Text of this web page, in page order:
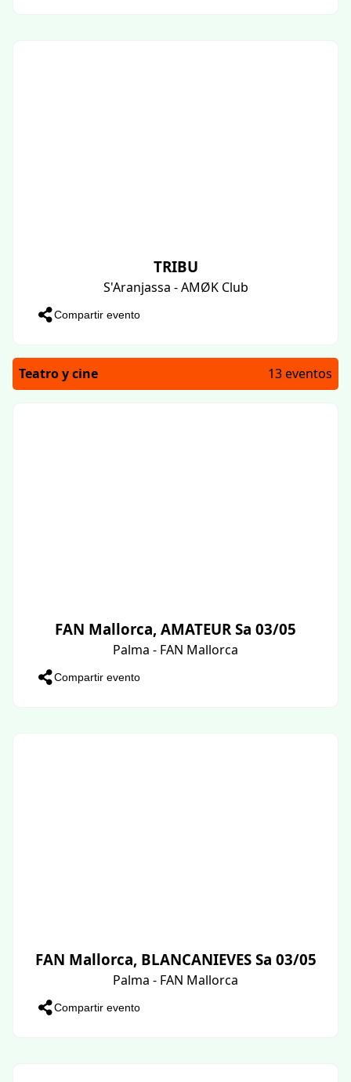
TRIBU
S'Aranjassa - AMØK Club
Compartir evento
Teatro y cine 13 eventos
FAN Mallorca, AMATEUR Sa 03/05
Palma - FAN Mallorca
Compartir evento
FAN Mallorca, BLANCANIEVES Sa 03/05
Palma - FAN Mallorca
Compartir evento